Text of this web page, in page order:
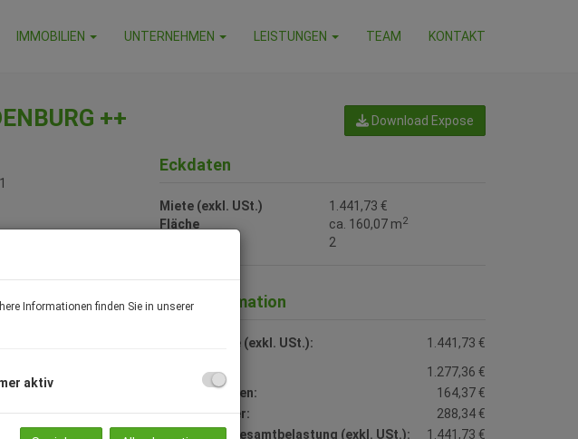
IMMOBILIEN UNTERNEHMEN LEISTUNGEN TEAM KONTAKT
++ Download Expose
Eckdaten
Miete (exkl. USt.)
1.441,73 €
Fläche
ca. 160,07 m2
2
Preisinformation
Gesamtmiete (exkl. USt.):
1.441,73 €
1.277,36 €
Betriebskosten:
164,37 €
Umsatzsteuer:
288,34 €
monatliche Gesamtbelastung (exkl. USt.):
1.441,73 €
Informationen finden Sie in unserer
aktiv